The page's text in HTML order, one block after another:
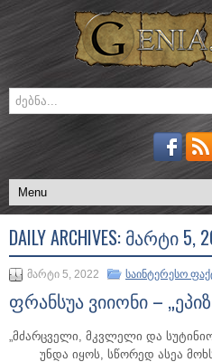
DAILY ARCHIVES: ᲛᲐᲠᲢᲘ 5,
მარტი 5, 2022 საინტერესო
ფრანსუა ვიიონი –
„მძარცველი, მკვლელი და
უნდა იყოს, სწორედ ასეა